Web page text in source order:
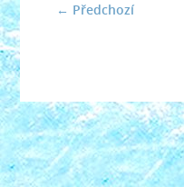
← Předchozí